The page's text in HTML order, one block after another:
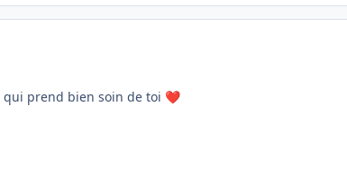
prend bien soin de toi ❤️